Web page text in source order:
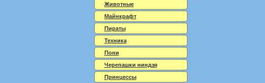
Животные
Майнкрафт
Пираты
Техника
Пони
Черепашки ниндзя
Принцессы